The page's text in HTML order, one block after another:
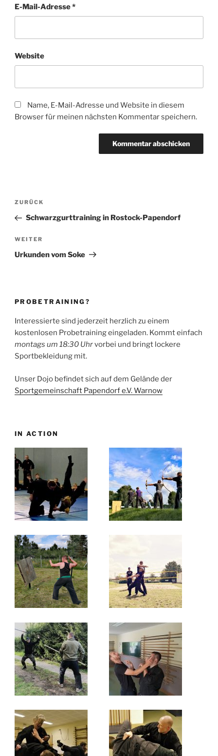
E-Mail-Adresse*
Website
Name, E-Mail-Adresse und Website in diesem
Browser für meinen nächsten Kommentar speichern.
Beitragsnavigation
Vorheriger
Beitrag
ZURÜCK
Schwarzgurttraining in Rostock-Papendorf
Nächster
Beitrag
WEITER
Urkunden vom Soke
PROBETRAINING?
Interessierte sind jederzeit herzlich zu einem
kostenlosen Probetraining eingeladen. Kommt einfach
montags um 18:30 Uhrvorbei und bringt lockere
Sportbekleidung mit.
Unser Dojo befindet sich auf dem Gelände der
Sportgemeinschaft Papendorf e.V. Warnow
IN ACTION